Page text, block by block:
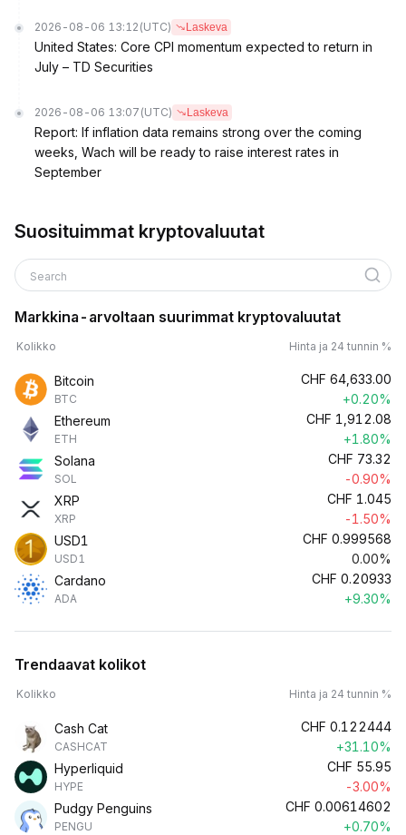
2026-08-06 13:12 (UTC) Laskeva
United States: Core CPI momentum expected to return in
July – TD Securities
2026-08-06 13:07 (UTC) Laskeva
Report: If inflation data remains strong over the coming
weeks, Wach will be ready to raise interest rates in
September
Suosituimmat kryptovaluutat
Search
Markkina-arvoltaan suurimmat kryptovaluutat
Kolikko Hinta ja 24 tunnin %
Bitcoin
BTC
CHF 64,633.00
+0.20%
Ethereum
ETH
CHF 1,912.08
+1.80%
Solana
SOL
CHF 73.32
-0.90%
XRP
XRP
CHF 1.045
-1.50%
USD1
USD1
CHF 0.999568
0.00%
Cardano
ADA
CHF 0.20933
+9.30%
Trendaavat kolikot
Kolikko Hinta ja 24 tunnin %
Cash Cat
CASHCAT
CHF 0.122444
+31.10%
Hyperliquid
HYPE
CHF 55.95
-3.00%
Pudgy Penguins
PENGU
CHF 0.00614602
+0.70%